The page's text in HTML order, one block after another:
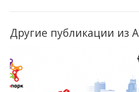
Другие публикации из